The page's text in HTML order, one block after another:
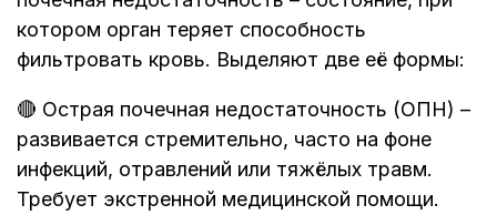
котором орган теряет способность
фильтровать кровь. Выделяют две её формы:
🔴 Острая почечная недостаточность (ОПН) –
развивается стремительно, часто на фоне
инфекций, отравлений или тяжёлых травм.
Требует экстренной медицинской помощи.